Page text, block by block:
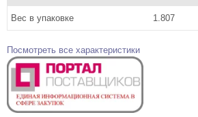
Вес в упаковке 1.807
Посмотреть все характеристики